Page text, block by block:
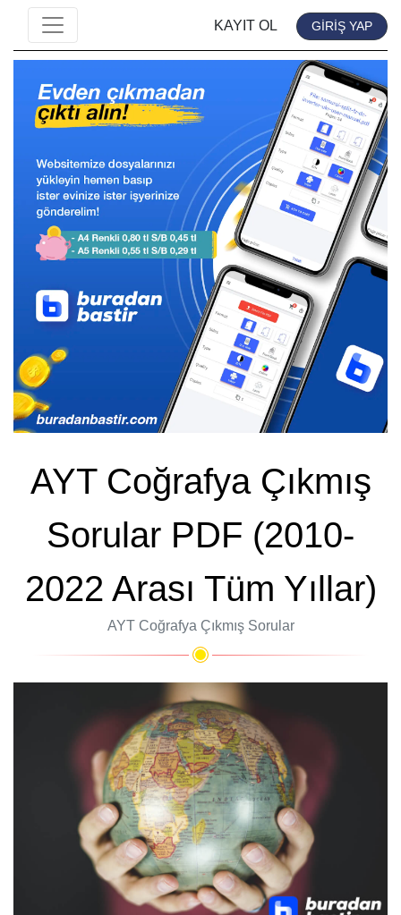
KAYIT OL GİRİŞ YAP
AYT Coğrafya Çıkmış
Sorular PDF (2010-
2022 Arası Tüm Yıllar)
AYT Coğrafya Çıkmış Sorular